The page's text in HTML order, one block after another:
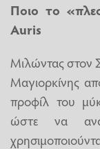
Ποιο το
Auris
Μιλώντας στον
Μαγιορκίνης
προφίλ του
ώστε να